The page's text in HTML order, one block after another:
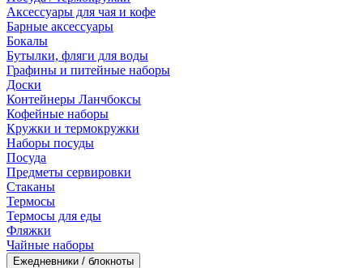
Аксессуары для чая и кофе
Барные аксессуары
Бокалы
Бутылки, фляги для воды
Графины и питейные наборы
Доски
Контейнеры Ланчбоксы
Кофейные наборы
Кружки и термокружки
Наборы посуды
Посуда
Предметы сервировки
Стаканы
Термосы
Термосы для еды
Фляжки
Чайные наборы
Ежедневники / блокноты